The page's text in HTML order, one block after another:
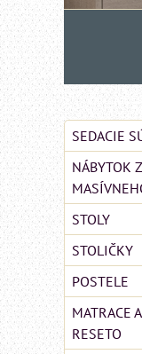
SEDACIE
NÁBYTOK Z
STOLY
STOLIČKY
POSTELE
MATRACE
RESETO